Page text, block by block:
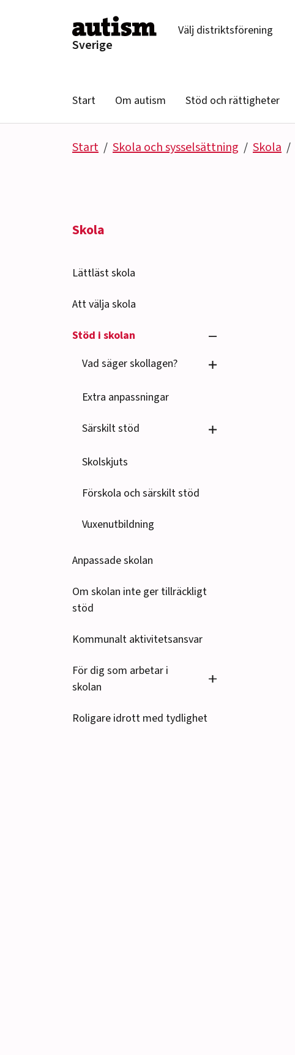
Sverige
Välj distriktsförening
Start Om autism Stöd och rättigheter
Start Skola och sysselsättning Skola
Skola
Lättläst skola
Att välja skola
Stöd i skolan Se undersidor
Vad säger skollagen? Se undersidor
Extra anpassningar
Särskilt stöd Se undersidor
Skolskjuts
Förskola och särskilt stöd
Vuxenutbildning
Anpassade skolan
Om skolan inte ger tillräckligt
stöd
Kommunalt aktivitetsansvar
För dig som arbetar i
skolan
Se undersidor
Roligare idrott med tydlighet